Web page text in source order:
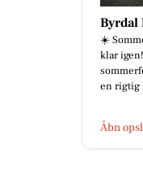
Byrdal
☀️
klar
en rigtig
Åbn